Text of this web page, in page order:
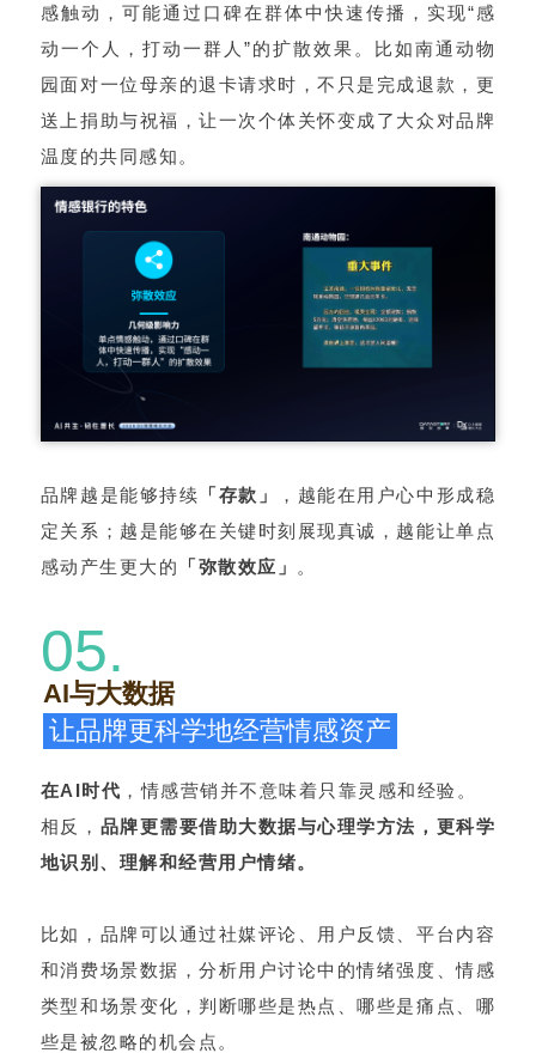
感触动，可能通过口碑在群体中快速传播，实现“感
动一个人，打动一群人”的扩散效果。比如南通动物
园面对一位母亲的退卡请求时，不只是完成退款，更
送上捐助与祝福，让一次个体关怀变成了大众对品牌
温度的共同感知。
品牌越是能够持续 「存款」
，越能在用户心中形成稳
定关系；越是能够在关键时刻展现真诚，越能让单点
感动产生更大的
「弥散效应」 。
05.
AI与大数据
让品牌更科学地经营情感资产
在AI时代 ，情感营销并不意味着只靠灵感和经验。
相反， 品牌更需要借助大数据与心理学方法 ，更科学
地识别、理解和经营用户情绪。
比如，品牌可以通过社媒评论、用户反馈、平台内容
和消费场景数据，分析用户讨论中的情绪强度、情感
类型和场景变化，判断哪些是热点、哪些是痛点、哪
些是被忽略的机会点。